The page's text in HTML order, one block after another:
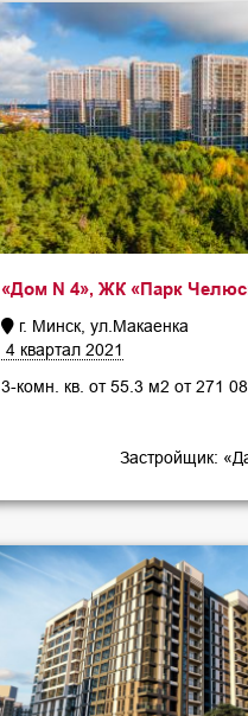
«Дом N 4», ЖК «Парк
г. Минск, ул.Макаенка
4 квартал 2021
3-комн. кв. от 55.3 м2
Застройщик: «Дана